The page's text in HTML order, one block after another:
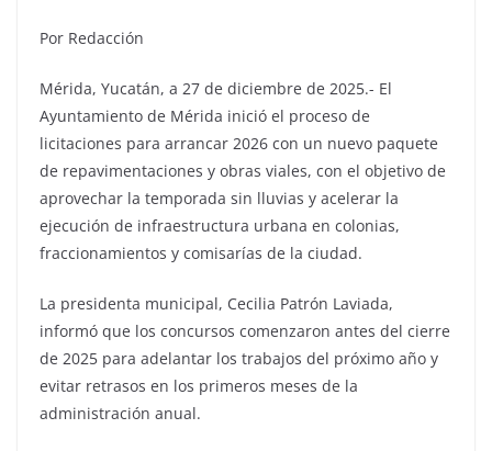
Por Redacción
Mérida, Yucatán, a 27 de diciembre de 2025.- El
Ayuntamiento de Mérida inició el proceso de
licitaciones para arrancar 2026 con un nuevo paquete
de repavimentaciones y obras viales, con el objetivo de
aprovechar la temporada sin lluvias y acelerar la
ejecución de infraestructura urbana en colonias,
fraccionamientos y comisarías de la ciudad.
La presidenta municipal, Cecilia Patrón Laviada,
informó que los concursos comenzaron antes del cierre
de 2025 para adelantar los trabajos del próximo año y
evitar retrasos en los primeros meses de la
administración anual.